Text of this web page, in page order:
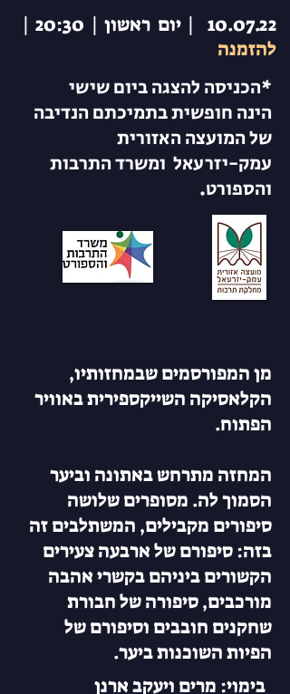
10.07.22 | יום ראשון | 20:30 |
להזמנה
*הכניסה להצגה ביום שישי
הינה חופשית בתמיכתם הנדיבה
של המועצה האזורית
עמק-יזרעאל ומשרד התרבות
והספורט.
מן המפורסמים שבמחזותיו,
הקלאסיקה השייקספירית באוויר
הפתוח.
המחזה מתרחש באתונה וביער
הסמוך לה. מסופרים שלושה
סיפורים מקבילים, המשתלבים זה
בזה: סיפורם של ארבעה צעירים
הקשורים ביניהם בקשרי אהבה
מורכבים, סיפורה של חבורת
שחקנים חובבים וסיפורם של
הפיות השוכנות ביער.
בימוי: מרים ויעקב ארנן